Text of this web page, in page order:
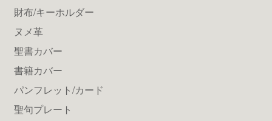
財布/キーホルダー
ヌメ革
聖書カバー
書籍カバー
パンフレット/カード
聖句プレート